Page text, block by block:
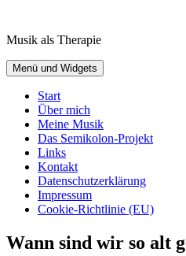
springen
Musik als Therapie
Menü und Widgets
Start
Über mich
Meine Musik
Das Semikolon-Projekt
Links
Kontakt
Datenschutzerklärung
Impressum
Cookie-Richtlinie (EU)
Wann sind wir so alt